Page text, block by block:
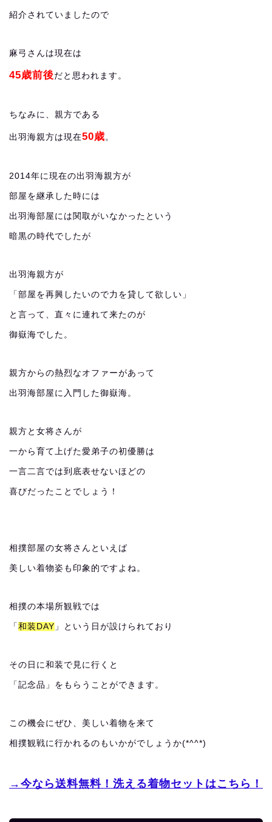
紹介されていましたので
麻弓さんは現在は
45歳前後だと思われます。
ちなみに、親方である
出羽海親方は現在50歳 。
2014年に現在の出羽海親方が
部屋を継承した時には
出羽海部屋には関取がいなかったという
暗黒の時代でしたが
出羽海親方が
「部屋を再興したいので力を貸して欲しい」
と言って、直々に連れて来たのが
御嶽海でした。
親方からの熱烈なオファーがあって
出羽海部屋に入門した御嶽海。
親方と女将さんが
一から育て上げた愛弟子の初優勝は
一言二言では到底表せないほどの
喜びだったことでしょう！
相撲部屋の女将さんといえば
美しい着物姿も印象的ですよね。
相撲の本場所観戦では
「 和装DAY 」という日が設けられており
その日に和装で見に行くと
「記念品」をもらうことができます。
この機会にぜひ、美しい着物を来て
相撲観戦に行かれるのもいかがでしょうか(*^^*)
→今なら送料無料！洗える着物セットはこちら！